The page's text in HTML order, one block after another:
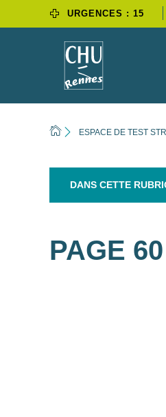
URGENCES : 15
ESPACE DE TEST
DANS CETTE
PAGE 60